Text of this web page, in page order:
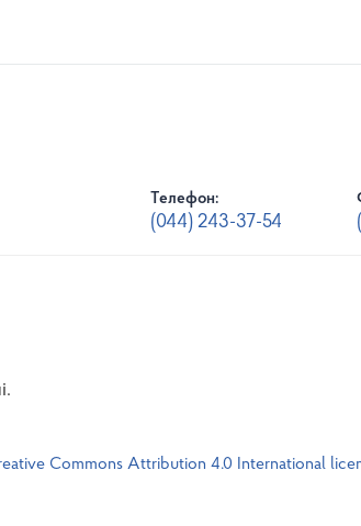
Телефон:
(044) 243-37-54
Commons Attribution 4.0 International